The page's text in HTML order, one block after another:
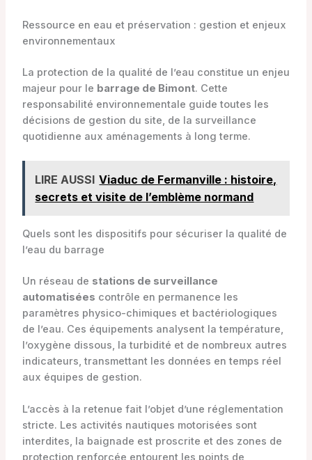
Ressource en eau et préservation : gestion et enjeux
environnementaux
La protection de la qualité de l’eau constitue un enjeu
majeur pour le barrage de Bimont. Cette
responsabilité environnementale guide toutes les
décisions de gestion du site, de la surveillance
quotidienne aux aménagements à long terme.
LIRE AUSSI Viaduc de Fermanville : histoire,
secrets et visite de l’emblème normand
Quels sont les dispositifs pour sécuriser la qualité de
l’eau du barrage
Un réseau de stations de surveillance
automatisées contrôle en permanence les
paramètres physico-chimiques et bactériologiques
de l’eau. Ces équipements analysent la température,
l’oxygène dissous, la turbidité et de nombreux autres
indicateurs, transmettant les données en temps réel
aux équipes de gestion.
L’accès à la retenue fait l’objet d’une réglementation
stricte. Les activités nautiques motorisées sont
interdites, la baignade est proscrite et des zones de
protection renforcée entourent les points de